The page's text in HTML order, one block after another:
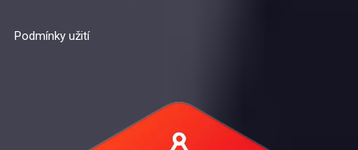
Podmínky užití